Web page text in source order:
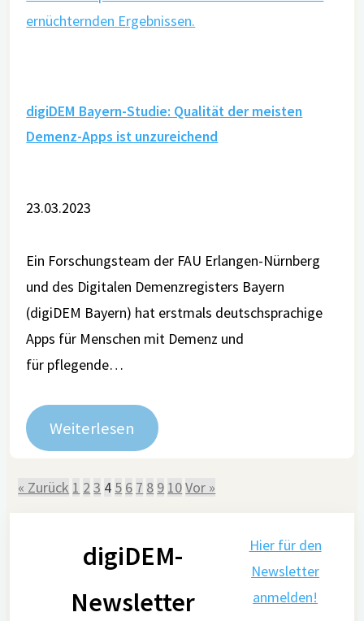
digiDEM Bayern-Studie: Qualität der meisten
Demenz-Apps ist unzureichend
23.03.2023
Ein Forschungsteam der FAU Erlangen-Nürnberg
und des Digitalen Demenzregisters Bayern
(digiDEM Bayern) hat erstmals deutschsprachige
Apps für Menschen mit Demenz und
für pflegende…
Weiterlesen
« Zurück 1 2 3 4 5 6 7 8 9 10Vor »
digiDEM-
Newsletter
Hier für den
Newsletter
anmelden!